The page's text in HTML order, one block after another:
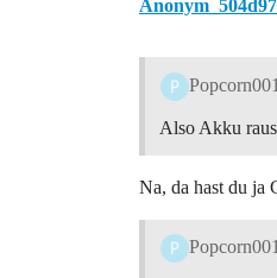
Also Akku
Na, da hast du ja